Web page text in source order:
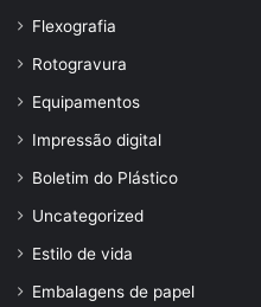
Flexografia
Rotogravura
Equipamentos
Impressão digital
Boletim do Plástico
Uncategorized
Estilo de vida
Embalagens de papel